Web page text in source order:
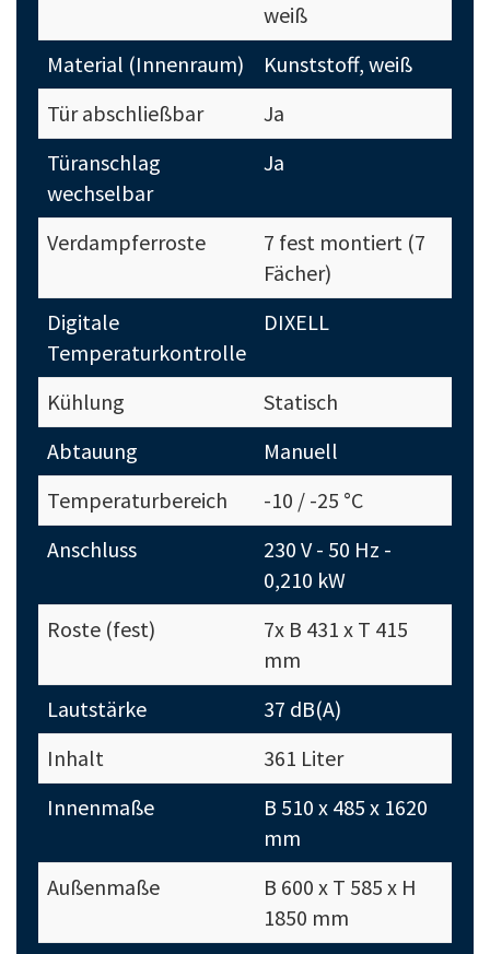
weiß
Material (Innenraum)
Kunststoff, weiß
Tür abschließbar
Ja
Türanschlag
wechselbar
Ja
Verdampferroste
7 fest montiert (7
Fächer)
Digitale
Temperaturkontrolle
DIXELL
Kühlung
Statisch
Abtauung
Manuell
Temperaturbereich
-10 / -25 °C
Anschluss
230 V - 50 Hz -
0,210 kW
Roste (fest)
7x B 431 x T 415
mm
Lautstärke
37 dB(A)
Inhalt
361 Liter
Innenmaße
B 510 x 485 x 1620
mm
Außenmaße
B 600 x T 585 x H
1850 mm